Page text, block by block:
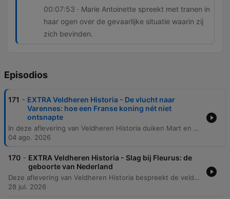
00:07:53 · Marie Antoinette spreekt met tranen in
haar ogen over de gevaarlijke situatie waarin zij
zich bevinden.
Episodios
171 - EXTRA Veldheren Historia - De vlucht naar
Varennes: hoe een Franse koning nét niet
ontsnapte
In deze aflevering van Veldheren Historia duiken Mart en Tom in een dramatisch moment uit de Franse geschiedenis: de vlucht van koning Lodewijk XVI en Marie Antoinette. Het verhaal volgt de stalmeester Drouet, die het koninklijk paar herkent in een koets en besluit hen te volgen naar het dorp Varennes. De spanning stijgt wanneer de koninklijke familie vastloopt in het dorp door een gebrek aan verse paarden. Ondanks de waarschuwingen van Drouet en de onrust in de lokale herberg, lijken de papieren aanvankelijk in orde. De aflevering beschrijft de emotionele confrontatie tussen de vluchtende vorsten en de lokale bevolking, eindigend met een tragisch besef dat hun toekomst definitief is veranderd.
04 ago. 2026
170 - EXTRA Veldheren Historia - Slag bij Fleurus: de
geboorte van Nederland
Deze aflevering van Veldheren Historia bespreekt de veldslag bij Fleurus en de enorme historische impact ervan. De discussie focust op hoe de Franse overwinning leidde tot de val van de Oostenrijkse Nederlanden, de transformatie van de Nederlandse Republiek naar een koninkrijk en het einde van de Terreur in Frankrijk. Daarnaast wordt de eerste inzet van luchtballonnen als militaire technologie besproken. Hoewel de effectiviteit destijds beperkt was door communicatieproblemen, wordt de veldslag gezien als de geboorte van de derde dimensie in oorlogsvoering: de luchtmacht.
28 jul. 2026